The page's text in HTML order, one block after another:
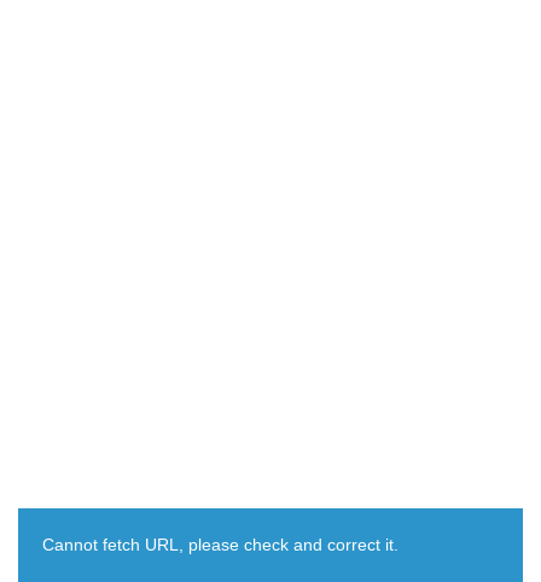
Cannot fetch URL, please check and correct it.